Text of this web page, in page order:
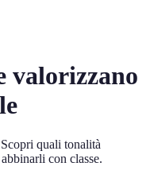
valorizzano
quali tonalità
con classe.